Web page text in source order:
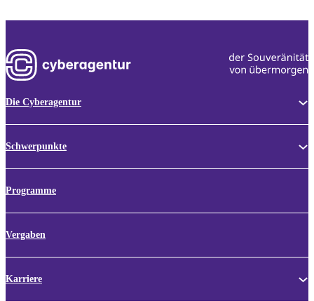
Die Cyberagentur
Schwerpunkte
Programme
Vergaben
Karriere